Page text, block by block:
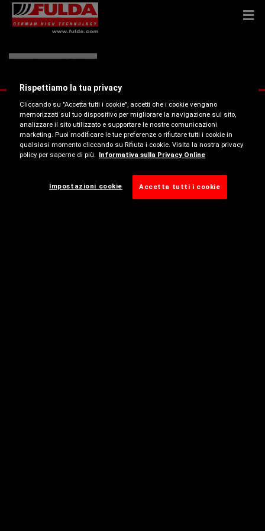
Rispettiamo la tua privacy
Cliccando su "Accetta tutti i cookie", accetti che i cookie vengano
memorizzati sul tuo dispositivo per migliorare la navigazione sul sito,
analizzare il sito utilizzato e supportare le nostre comunicazioni
marketing. Puoi modificare le tue preferenze o rifiutare tutti i cookie in
qualsiasi momento cliccando su Rifiuta i cookie. Visita la nostra privacy
policy per saperne di più. Informativa sulla Privacy Online
Impostazioni cookie Accetta tutti i cookie